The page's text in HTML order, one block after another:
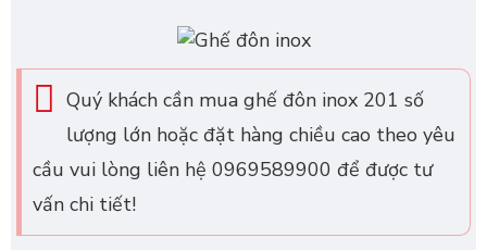
Quý khách cần mua ghế đôn inox 201 số
lượng lớn hoặc đặt hàng chiều cao theo yêu
cầu vui lòng liên hệ 0969589900 để được tư
vấn chi tiết!